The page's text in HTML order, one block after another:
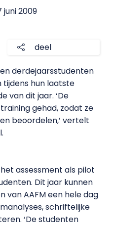
juni 2009
deel
derdejaarsstudenten
hun laatste
van dit jaar. ‘De
gehad, zodat ze
beoordelen,’ vertelt
assessment als pilot
Dit jaar kunnen
van AAFM een hele dag
schriftelijke
‘De studenten